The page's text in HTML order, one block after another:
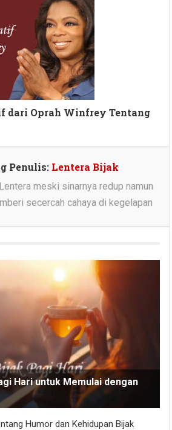
dari Oprah Winfrey Tentang
Penulis: Lentera Bijak
meski sinarnya redup namun
secercah cahaya di kegelapan
Hari untuk Memulai dengan
Humor dan Kehidupan Bijak